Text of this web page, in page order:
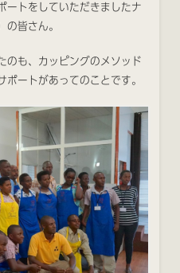
ートをしていただきましたナ
の皆さん。
のも、カッピングのメソッド
ートがあってのことです。